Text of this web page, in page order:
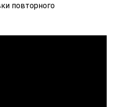
повторного